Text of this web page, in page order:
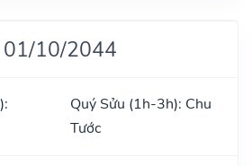
01/10/2044
Quý Sửu (1h-3h): Chu
Tước